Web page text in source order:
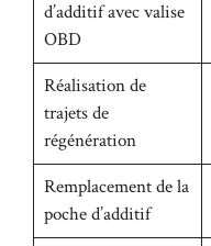
d’additif avec valise
OBD
Réalisation de
trajets de
régénération
Remplacement de la
poche d’additif